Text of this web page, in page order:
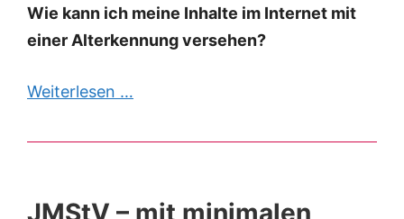
Wie kann ich meine Inhalte im Internet mit
einer Alterkennung versehen?
Weiterlesen …